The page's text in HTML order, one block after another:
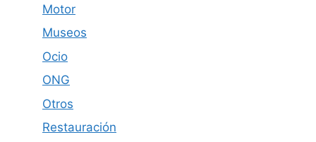
Motor
Museos
Ocio
ONG
Otros
Restauración